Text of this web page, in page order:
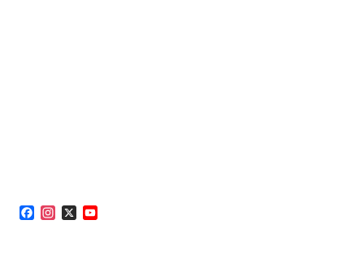
Facebook
Instagram
X